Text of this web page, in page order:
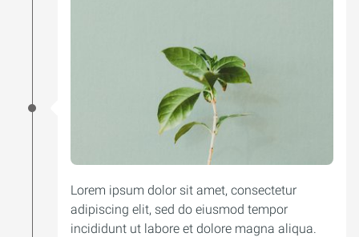
Lorem ipsum dolor sit amet, consectetur
adipiscing elit, sed do eiusmod tempor
incididunt ut labore et dolore magna aliqua.